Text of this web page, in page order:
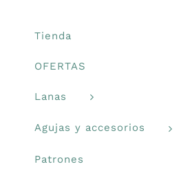
Libros y revistas
Tienda
OFERTAS
Lanas
Agujas y accesorios
Patrones